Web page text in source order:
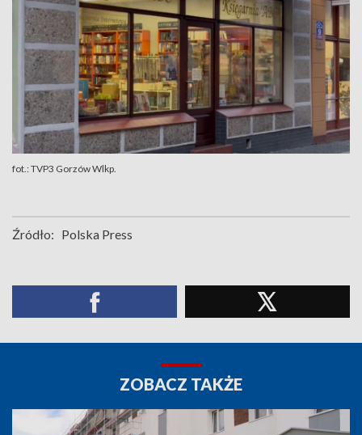
fot.: TVP3 Gorzów Wlkp.
Źródło: Polska Press
ZOBACZ TAKŻE